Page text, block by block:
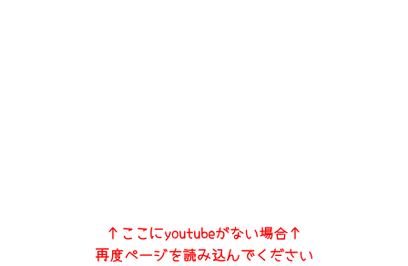
↑ここにyoutubeがない場合↑
再度ページを読み込んでください